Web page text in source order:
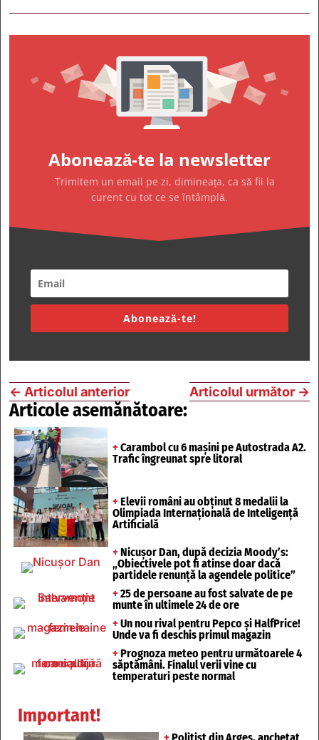
Abonează-te la newsletter
Trimitem un email pe zi, dimineața, ca să fii la
curent cu tot ce se întâmplă.
Abonează-te!
← Articolul anterior Articolul următor →
Articole asemănătoare:
+ Carambol cu 6 mașini pe Autostrada A2.
Trafic îngreunat spre litoral
+ Elevii români au obținut 8 medalii la
Olimpiada Internațională de Inteligență
Artificială
+ Nicușor Dan, după decizia Moody’s:
„Obiectivele pot fi atinse doar dacă
partidele renunță la agendele politice”
+ 25 de persoane au fost salvate de pe
munte în ultimele 24 de ore
+ Un nou rival pentru Pepco și HalfPrice!
Unde va fi deschis primul magazin
+ Prognoza meteo pentru următoarele 4
săptămâni. Finalul verii vine cu
temperaturi peste normal
Important!